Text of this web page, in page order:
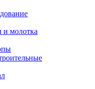
и молотка